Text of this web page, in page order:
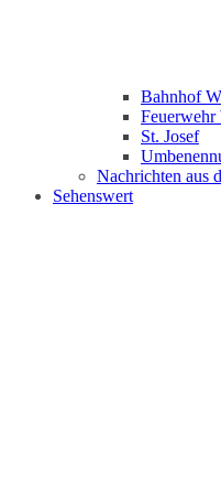
Bahnhof
Feuerwehr
St. Josef
Nachrichten aus
Sehenswert